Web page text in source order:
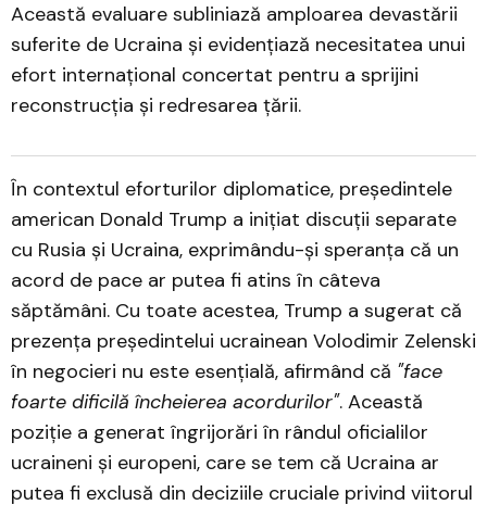
Această evaluare subliniază amploarea devastării
suferite de Ucraina și evidențiază necesitatea unui
efort internațional concertat pentru a sprijini
reconstrucția și redresarea țării.
În contextul eforturilor diplomatice, președintele
american Donald Trump a inițiat discuții separate
cu Rusia și Ucraina, exprimându-și speranța că un
acord de pace ar putea fi atins în câteva
săptămâni. Cu toate acestea, Trump a sugerat că
prezența președintelui ucrainean Volodimir Zelenski
în negocieri nu este esențială, afirmând că "face
foarte dificilă încheierea acordurilor". Această
poziție a generat îngrijorări în rândul oficialilor
ucraineni și europeni, care se tem că Ucraina ar
putea fi exclusă din deciziile cruciale privind viitorul